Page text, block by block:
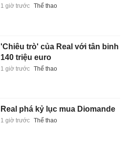
1 giờ trước Thể thao
'Chiêu trò' của Real với tân binh
140 triệu euro
1 giờ trước Thể thao
Real phá kỷ lục mua Diomande
1 giờ trước Thể thao